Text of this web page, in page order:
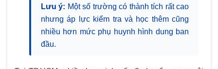
Lưu ý: Một số trường có thành tích rất cao
nhưng áp lực kiểm tra và học thêm cũng
nhiều hơn mức phụ huynh hình dung ban
đầu.